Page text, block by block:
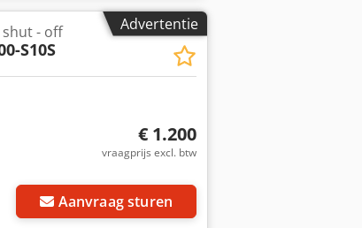
Advertentie
Vraag meer foto's aan
- off
S10S
€ 1.200
vraagprijs excl. btw
Aanvraag sturen